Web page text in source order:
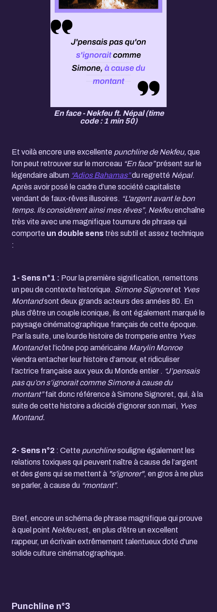
En face - Nekfeu ft. Népal (time
code : 1 min 50)
Et voilà encore une excellente punchline de Nekfeu,que
l’on peut retrouver sur le morceau “En face”présent sur le
légendaire album “Adios Bahamas”du regretté Népal.
Après avoir posé le cadre d’une société capitaliste
vendant de faux-rêves illusoires. “L'argent avant le bon
temps. Ils considèrent ainsi mes rêves”, Nekfeuenchaîne
très vite avec une magnifique tournure de phrase qui
comporte un double sens très subtil et assez technique
:
1- Sens n°1 : Pour la première signification, remettons
un peu de contexte historique. Simone Signoretet Yves
Montandsont deux grands acteurs des années 80. En
plus d’être un couple iconique, ils ont également marqué le
paysage cinématographique français de cette époque.
Par la suite, une lourde histoire de tromperie entre Yves
Montandet l’icône pop américaine Marylin Monroe
viendra entacher leur histoire d’amour, et ridiculiser
l’actrice française aux yeux du Monde entier . “J’pensais
pas qu’on s’ignorait comme Simone à cause du
montant”fait donc référence à Simone Signoret, qui, à la
suite de cette histoire a décidé d’ignorer son mari, Yves
Montand.
2- Sens n°2 : Cette punchlinesouligne également les
relations toxiques qui peuvent naître à cause de l’argent
et des gens qui se mettent à "s'ignorer", en gros à ne plus
se parler, à cause du “montant”.
Bref, encore un schéma de phrase magnifique qui prouve
à quel point Nekfeuest, en plus d’être un excellent
rappeur, un écrivain extrêmement talentueux doté d'une
solide culture cinématographique.
Punchline n°3